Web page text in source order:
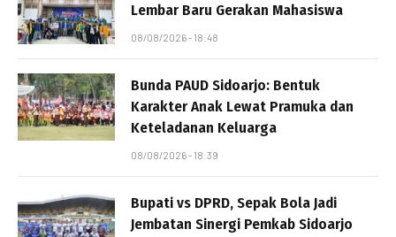
Lembar Baru Gerakan Mahasiswa
08/08/2026 - 18:48
Bunda PAUD Sidoarjo: Bentuk
Karakter Anak Lewat Pramuka dan
Keteladanan Keluarga
08/08/2026 - 18:39
Bupati vs DPRD, Sepak Bola Jadi
Jembatan Sinergi Pemkab Sidoarjo